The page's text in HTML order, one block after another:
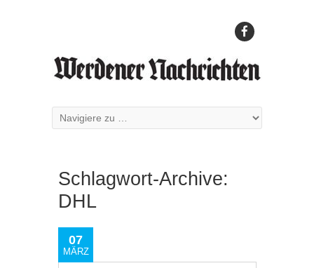
Schlagwort-Archive:
DHL
07
MÄRZ